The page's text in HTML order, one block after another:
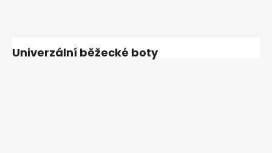
Univerzální běžecké boty